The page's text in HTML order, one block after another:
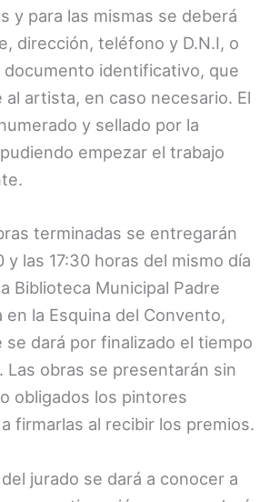
y para las mismas se deberá
dirección, teléfono y D.N.I, o
identificativo, que
al artista, en caso necesario. El
y sellado por la
empezar el trabajo
terminadas se entregarán
y las 17:30 horas del mismo día
Biblioteca Municipal Padre
en la Esquina del Convento,
se dará por finalizado el tiempo
Las obras se presentarán sin
obligados los pintores
firmarlas al recibir los premios.
jurado se dará a conocer a